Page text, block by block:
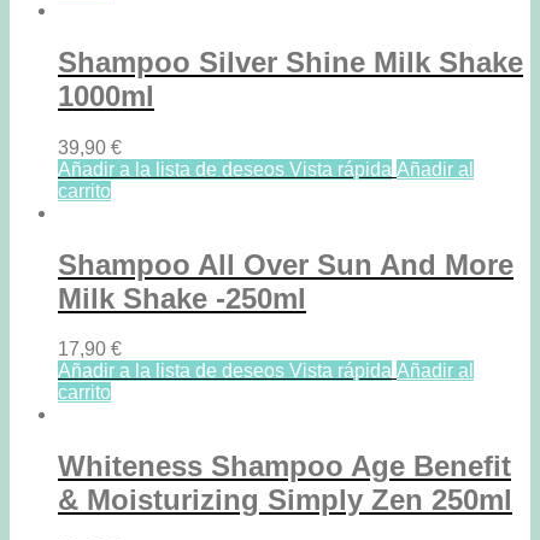
Shampoo Silver Shine Milk Shake
1000ml
39,90 €
Añadir a la lista de deseos Vista rápida Añadir al
carrito
Shampoo All Over Sun And More
Milk Shake -250ml
17,90 €
Añadir a la lista de deseos Vista rápida Añadir al
carrito
Whiteness Shampoo Age Benefit
& Moisturizing Simply Zen 250ml